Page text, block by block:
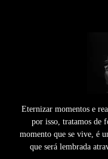
Eternizar momentos e
por isso, tratamos de
momento que se vive, é
que será lembrada